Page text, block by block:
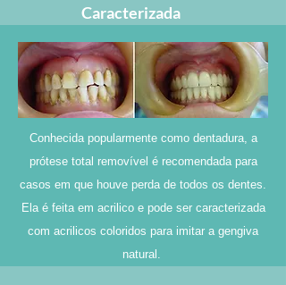
Caracterizada
Conhecida popularmente como dentadura, a
prótese total removível é recomendada para
casos em que houve perda de todos os dentes.
Ela é feita em acrilico e pode ser caracterizada
com acrilicos coloridos para imitar a gengiva
natural.